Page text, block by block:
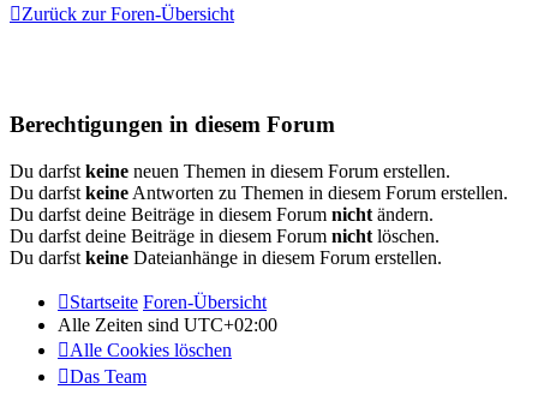
Zurück zur Foren-Übersicht
Berechtigungen in diesem Forum
Du darfst keine neuen Themen in diesem Forum erstellen.
Du darfst keine Antworten zu Themen in diesem Forum erstellen.
Du darfst deine Beiträge in diesem Forum nicht ändern.
Du darfst deine Beiträge in diesem Forum nicht löschen.
Du darfst keine Dateianhänge in diesem Forum erstellen.
Startseite Foren-Übersicht
Alle Zeiten sind UTC+02:00
Alle Cookies löschen
Das Team